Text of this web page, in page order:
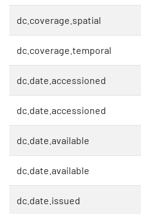
dc.coverage.spatial
dc.coverage.temporal
dc.date.accessioned
dc.date.accessioned
dc.date.available
dc.date.available
dc.date.issued